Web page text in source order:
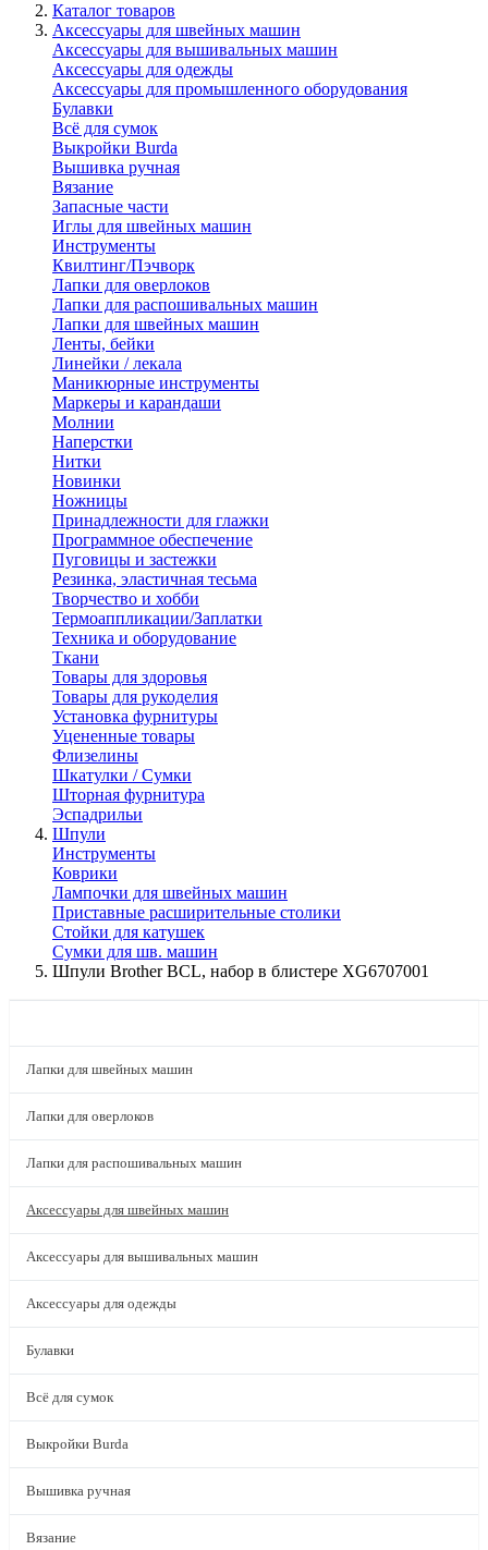
Каталог товаров
Аксессуары для швейных машин
Аксессуары для вышивальных машин
Аксессуары для одежды
Аксессуары для промышленного оборудования
Булавки
Всё для сумок
Выкройки Burda
Вышивка ручная
Вязание
Запасные части
Иглы для швейных машин
Инструменты
Квилтинг/Пэчворк
Лапки для оверлоков
Лапки для распошивальных машин
Лапки для швейных машин
Ленты, бейки
Линейки / лекала
Маникюрные инструменты
Маркеры и карандаши
Молнии
Наперстки
Нитки
Новинки
Ножницы
Принадлежности для глажки
Программное обеспечение
Пуговицы и застежки
Резинка, эластичная тесьма
Творчество и хобби
Термоаппликации/Заплатки
Техника и оборудование
Ткани
Товары для здоровья
Товары для рукоделия
Установка фурнитуры
Уцененные товары
Флизелины
Шкатулки / Сумки
Шторная фурнитура
Эспадрильи
Шпули
Инструменты
Коврики
Лампочки для швейных машин
Приставные расширительные столики
Стойки для катушек
Сумки для шв. машин
Шпули Brother BCL, набор в блистере XG6707001
Лапки для швейных машин
Лапки для оверлоков
Лапки для распошивальных машин
Аксессуары для швейных машин
Аксессуары для вышивальных машин
Аксессуары для одежды
Булавки
Всё для сумок
Выкройки Burda
Вышивка ручная
Вязание